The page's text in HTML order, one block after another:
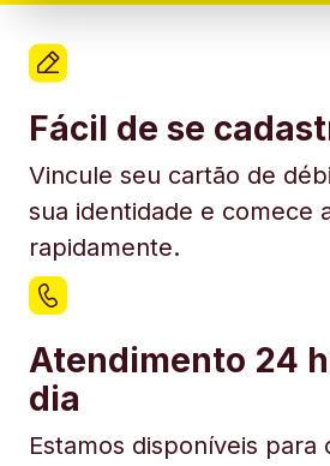
Fácil de se
Vincule seu cartão de
sua identidade e comece
rapidamente.
Atendimento 24
dia
Estamos disponíveis para